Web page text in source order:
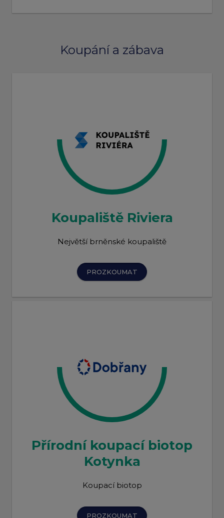
Koupání a zábava
Koupaliště Riviera
Největší brněnské koupaliště
PROZKOUMAT
Přírodní koupací biotop
Kotynka
Koupací biotop
PROZKOUMAT